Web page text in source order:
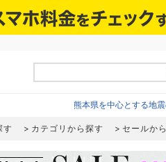
熊本県を中心とする地
す カテゴリから探す セールか